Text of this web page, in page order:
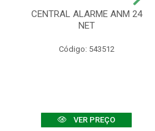
CENTRAL ALARME ANM 24
NET
Código: 543512
VER PREÇO